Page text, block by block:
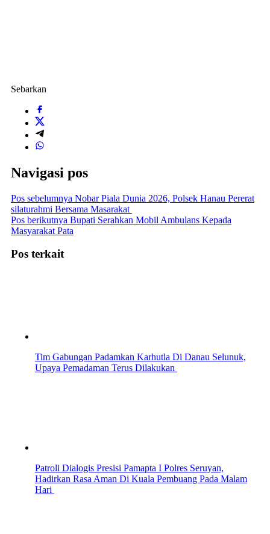
Sebarkan
Navigasi pos
Pos sebelumnya Nobar Piala Dunia 2026, Polsek Hanau Pererat
silaturahmi Bersama Masarakat
Pos berikutnya Bupati Serahkan Mobil Ambulans Kepada
Masyarakat Pata
Pos terkait
Tim Gabungan Padamkan Karhutla Di Danau Selunuk,
Upaya Pemadaman Terus Dilakukan
Patroli Dialogis Presisi Pamapta I Polres Seruyan,
Hadirkan Rasa Aman Di Kuala Pembuang Pada Malam
Hari